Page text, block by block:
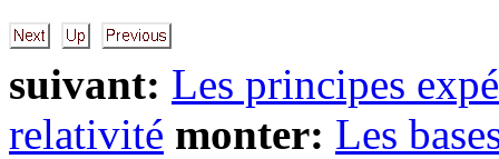
suivant: Les principes
relativité monter: Les